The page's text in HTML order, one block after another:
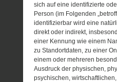
sich auf eine identifizierte
Person (im Folgenden
identifizierbar wird eine
direkt oder indirekt,
einer Kennung wie einem
zu Standortdaten, zu einer
einem oder mehreren
Ausdruck der physischen,
psychischen,